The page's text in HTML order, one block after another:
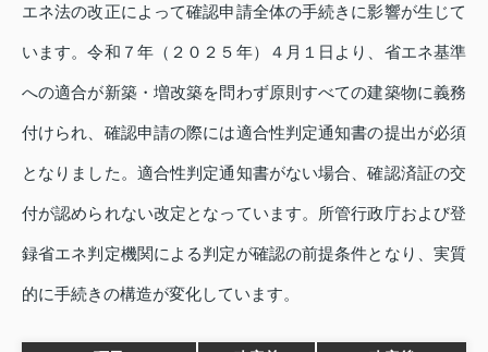
エネ法の改正によって確認申請全体の手続きに影響が生じて
います。令和７年（２０２５年）４月１日より、省エネ基準
への適合が新築・増改築を問わず原則すべての建築物に義務
付けられ、確認申請の際には適合性判定通知書の提出が必須
となりました。適合性判定通知書がない場合、確認済証の交
付が認められない改定となっています。所管行政庁および登
録省エネ判定機関による判定が確認の前提条件となり、実質
的に手続きの構造が変化しています。